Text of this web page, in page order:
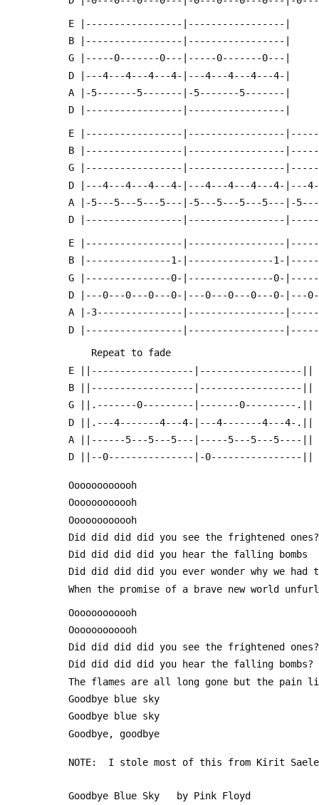
E |-----------------|-----------------|
B |-----------------|-----------------|
G |-----0-------0---|-----0-------0---|
D |---4---4---4---4-|---4---4---4---4-|
A |-5-------5-------|-5-------5-------|
D |-----------------|-----------------|
E |-----------------|-----------------
B |-----------------|-----------------
G |-----------------|-----------------
D |---4---4---4---4-|---4---4---4---4-|---
A |-5---5---5---5---|-5---5---5---5---|-
D |-----------------|-----------------
E |-----------------|-----------------
B |---------------1-|---------------1-
G |---------------0-|---------------0-
D |---0---0---0---0-|---0---0---0---0-|---
A |-3---------------|-----------------
D |-----------------|-----------------
     Repeat to fade
E ||------------------|------------------||
B ||------------------|------------------||
G ||.-------0---------|-------0---------.||
D ||.---4-------4---4-|---4-------4---4-.||
A ||------5---5---5---|-----5---5---5----||
D ||--0---------------|-0----------------||
Oooooooooooh
Oooooooooooh
Oooooooooooh
Did did did did you see the frightened ones?
Did did did did you hear the falling bombs
Did did did did you ever wonder why we
When the promise of a brave new world
Oooooooooooh
Oooooooooooh
Did did did did you see the frightened ones?
Did did did did you hear the falling bombs?
The flames are all long gone but the pain
Goodbye blue sky
Goodbye blue sky
Goodbye, goodbye
NOTE:  I stole most of this from Kirit
Goodbye Blue Sky   by Pink Floyd